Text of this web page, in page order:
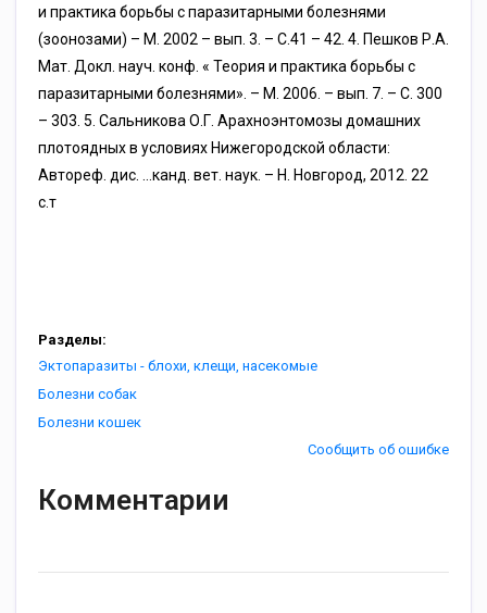
и практика борьбы с паразитарными болезнями
(зоонозами) – М. 2002 – вып. 3. – С.41 – 42. 4. Пешков Р.А.
Мат. Докл. науч. конф. « Теория и практика борьбы с
паразитарными болезнями». – М. 2006. – вып. 7. – С. 300
– 303. 5. Сальникова О.Г. Арахноэнтомозы домашних
плотоядных в условиях Нижегородской области:
Автореф. дис. …канд. вет. наук. – Н. Новгород, 2012. 22
с.т
Разделы:
Эктопаразиты - блохи, клещи, насекомые
Болезни собак
Болезни кошек
Сообщить об ошибке
Комментарии